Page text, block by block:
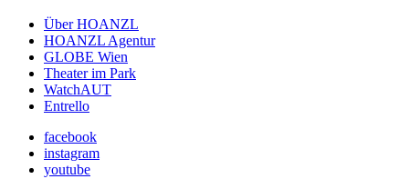
Über HOANZL
HOANZL Agentur
GLOBE Wien
Theater im Park
WatchAUT
Entrello
facebook
instagram
youtube